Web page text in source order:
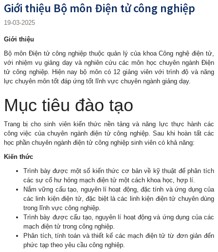
Giới thiệu Bộ môn Điện tử công nghiệp
19-03-2025
Giới thiệu
Bộ môn Điện tử công nghiệp thuộc quản lý của khoa Công nghệ điện tử,
với nhiệm vụ giảng dạy và nghiên cứu các môn học chuyên ngành Điện
tử công nghiệp. Hiện nay bộ môn có 12 giảng viên với trình độ và năng
lực chuyên môn tốt đáp ứng tốt lĩnh vực chuyên ngành giảng dạy.
Mục tiêu đào tạo
Trang bị cho sinh viên kiến thức nền tảng và năng lực thực hành các
công việc của chuyên ngành điện tử công nghiệp. Sau khi hoàn tất các
học phần chuyên ngành điện tử công nghiệp sinh viên có khả năng:
Kiến thức
Trình bày được một số kiến thức cơ bản về kỹ thuật để phân tích
các sự cố hư hỏng mạch điện tử một cách khoa học, hợp lí.
Nắm vững cấu tạo, nguyên lí hoạt động, đặc tính và ứng dụng của
các linh kiện điện tử, đặc biệt là các linh kiện điện tử chuyên dùng
trong lĩnh vực công nghiệp.
Trình bày được cấu tạo, nguyên lí hoạt động và ứng dụng của các
mạch điện tử trong công nghiệp.
Phân tích, tính toán và thiết kế các mạch điện tử từ đơn giản đến
phức tạp theo yêu cầu công nghiệp.